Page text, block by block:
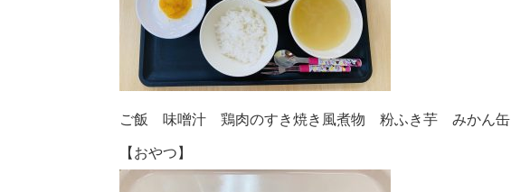
ご飯 味噌汁 鶏肉のすき焼き風煮物 粉ふき芋 みかん缶
【おやつ】